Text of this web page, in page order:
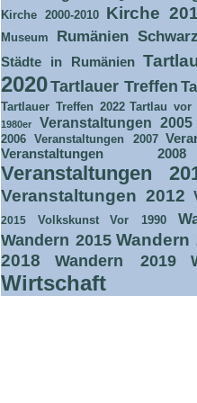
Kirche 2000-2010 Kirche
Museum Rumänien
Städte in Rumänien
2020Tartlauer Treffen
Tartlauer Treffen 2022 Tartlau vor
1980er Veranstaltungen 2005
2006 Veranstaltungen 2007
Veranstaltungen 2008
Veranstaltungen
Veranstaltungen 2012
2015 Volkskunst Vor 1990
Wandern 2015 Wandern
2018
Wandern 2019
Wirtschaft